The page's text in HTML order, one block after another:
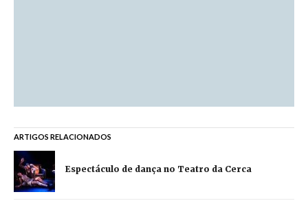
ARTIGOS RELACIONADOS
Espectáculo de dança no Teatro da Cerca